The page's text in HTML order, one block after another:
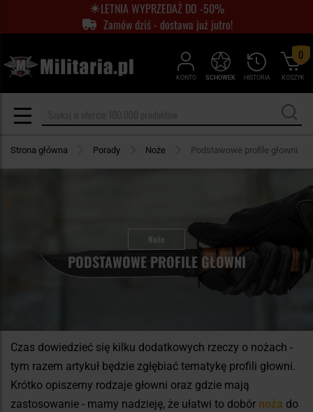
LETNIA WYPRZEDAŻ DO -50%
Zamów dziś - dostawa już jutro!
KONTO HISTORIA
SCHOWEK KOSZYK
0
Strona główna Porady Noże Podstawowe profile głowni
Noże
PODSTAWOWE PROFILE GŁOWNI
Czas dowiedzieć się kilku dodatkowych rzeczy o nożach -
tym razem artykuł będzie zgłębiać tematykę profili głowni.
Krótko opiszemy rodzaje głowni oraz gdzie mają
zastosowanie - mamy nadzieję, że ułatwi to dobór noża do